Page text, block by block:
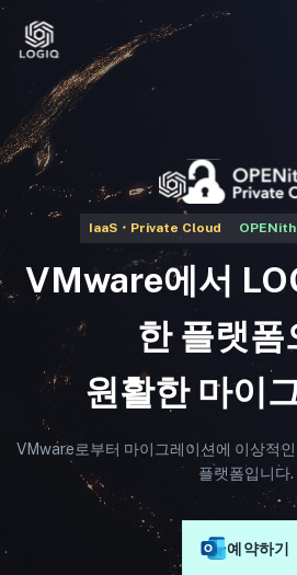
Skip
content
IaaS・Private Cloud
VMware에서
한 플랫폼
원활한 마이
VMware로부터 마이그레이션에 이상적
플랫폼입니다.
예약하기